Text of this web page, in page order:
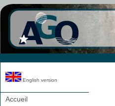
English version
Accueil